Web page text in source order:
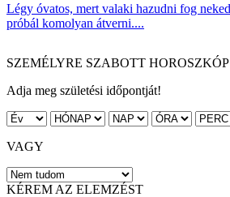
Légy óvatos, mert valaki hazudni fog
próbál komolyan átverni....
SZEMÉLYRE SZABOTT HOROSZKÓP
Adja meg születési időpontját!
VAGY
KÉREM AZ ELEMZÉST